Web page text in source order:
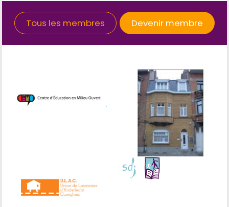
Tous les membres Devenir membre